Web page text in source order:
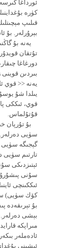
ئورداغا
كۈرە
قىلىپ
بېرۇرلەر. بۇ
يەنە بۇ
تۇتقان
دورغاغا
بىردىن
يەنە << قوي
يىلدا شۇ
قوي، ئىككى
قۇتۇلماس.
بۇ تۇرپان
سۈيى
گېجىگە سۈيى
تارتىم سۈيى
ئېتىزدىكى
سۇنى
ئىككىنچى
كۆك سۈيى)
بۇ تېرىقەدە
بېشى دەرلەر.
مىراپكە
ئادەملەر
ئېشىنى